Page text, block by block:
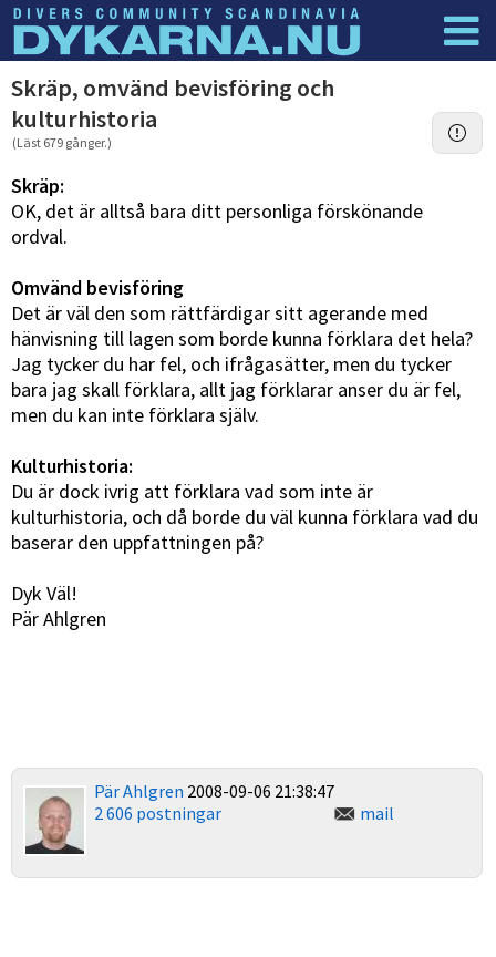
Dyknyheter
Skräp, omvänd bevisföring och
kulturhistoria
(Läst 679 gånger.)
Skräp:
OK, det är alltså bara ditt personliga förskönande
ordval.
Omvänd bevisföring
Det är väl den som rättfärdigar sitt agerande med
hänvisning till lagen som borde kunna förklara det hela?
Jag tycker du har fel, och ifrågasätter, men du tycker
bara jag skall förklara, allt jag förklarar anser du är fel,
men du kan inte förklara själv.
Kulturhistoria:
Du är dock ivrig att förklara vad som inte är
kulturhistoria, och då borde du väl kunna förklara vad du
baserar den uppfattningen på?
Dyk Väl!
Pär Ahlgren
Pär Ahlgren 2008-09-06 21:38:47
2 606 postningar
mail